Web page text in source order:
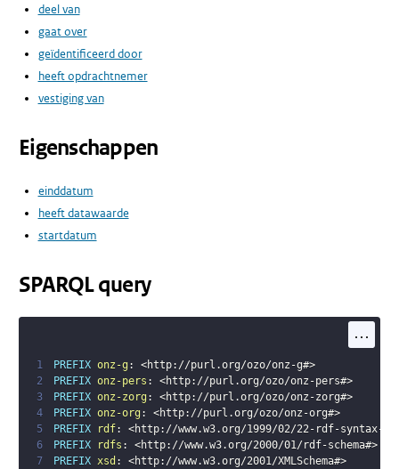
deel van
gaat over
geïdentificeerd door
heeft opdrachtnemer
vestiging van
Eigenschappen
einddatum
heeft datawaarde
startdatum
SPARQL query
...
1 PREFIX onz-g : <http://purl.org/ozo/onz-g#>
2
PREFIX onz-pers : <http://purl.org/ozo/onz-pers#>
3
PREFIX onz-zorg : <http://purl.org/ozo/onz-zorg#>
4
PREFIX onz-org : <http://purl.org/ozo/onz-org#>
5
PREFIX rdf: <http://www.w3.org/1999/02/22-rdf-syntax-
6
PREFIX rdfs : <http://www.w3.org/2000/01/rdf-schema#>
7
PREFIX xsd : <http://www.w3.org/2001/XMLSchema#>